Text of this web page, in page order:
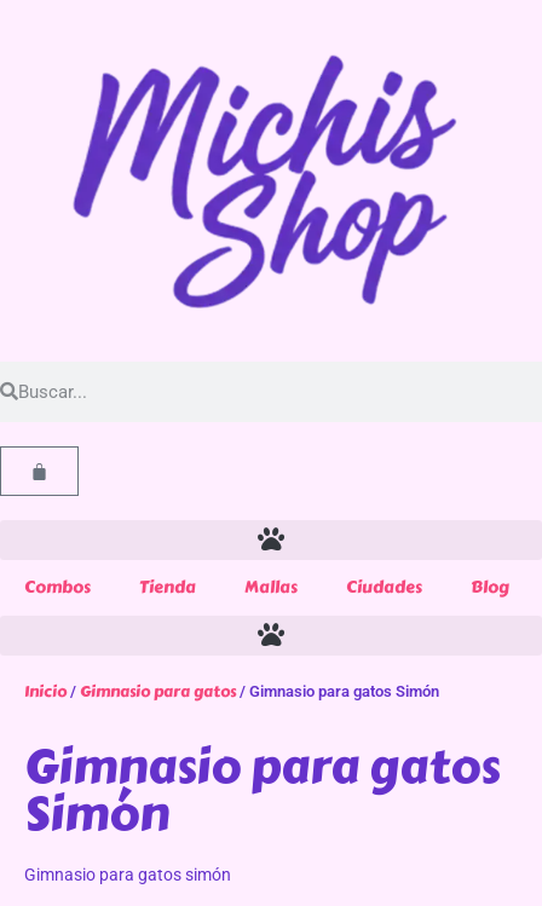
Combos Tienda Mallas Ciudades Blog
Inicio/ Gimnasio para gatos/ Gimnasio para gatos Simón
Gimnasio para gatos
Simón
Gimnasio para gatos simón